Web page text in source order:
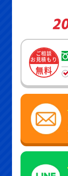
ご相談
お見積もり
無料